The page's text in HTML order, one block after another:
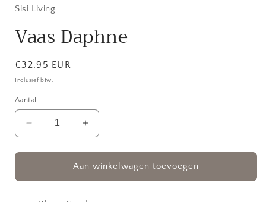
in
Sisi Living
Vaas Daphne
Normale
prijs
€32,95 EUR
Inclusief btw.
Aantal
Aantal
verlagen
voor
Aantal
verhogen
voor
Vaas
Aan winkelwagen toevoegen